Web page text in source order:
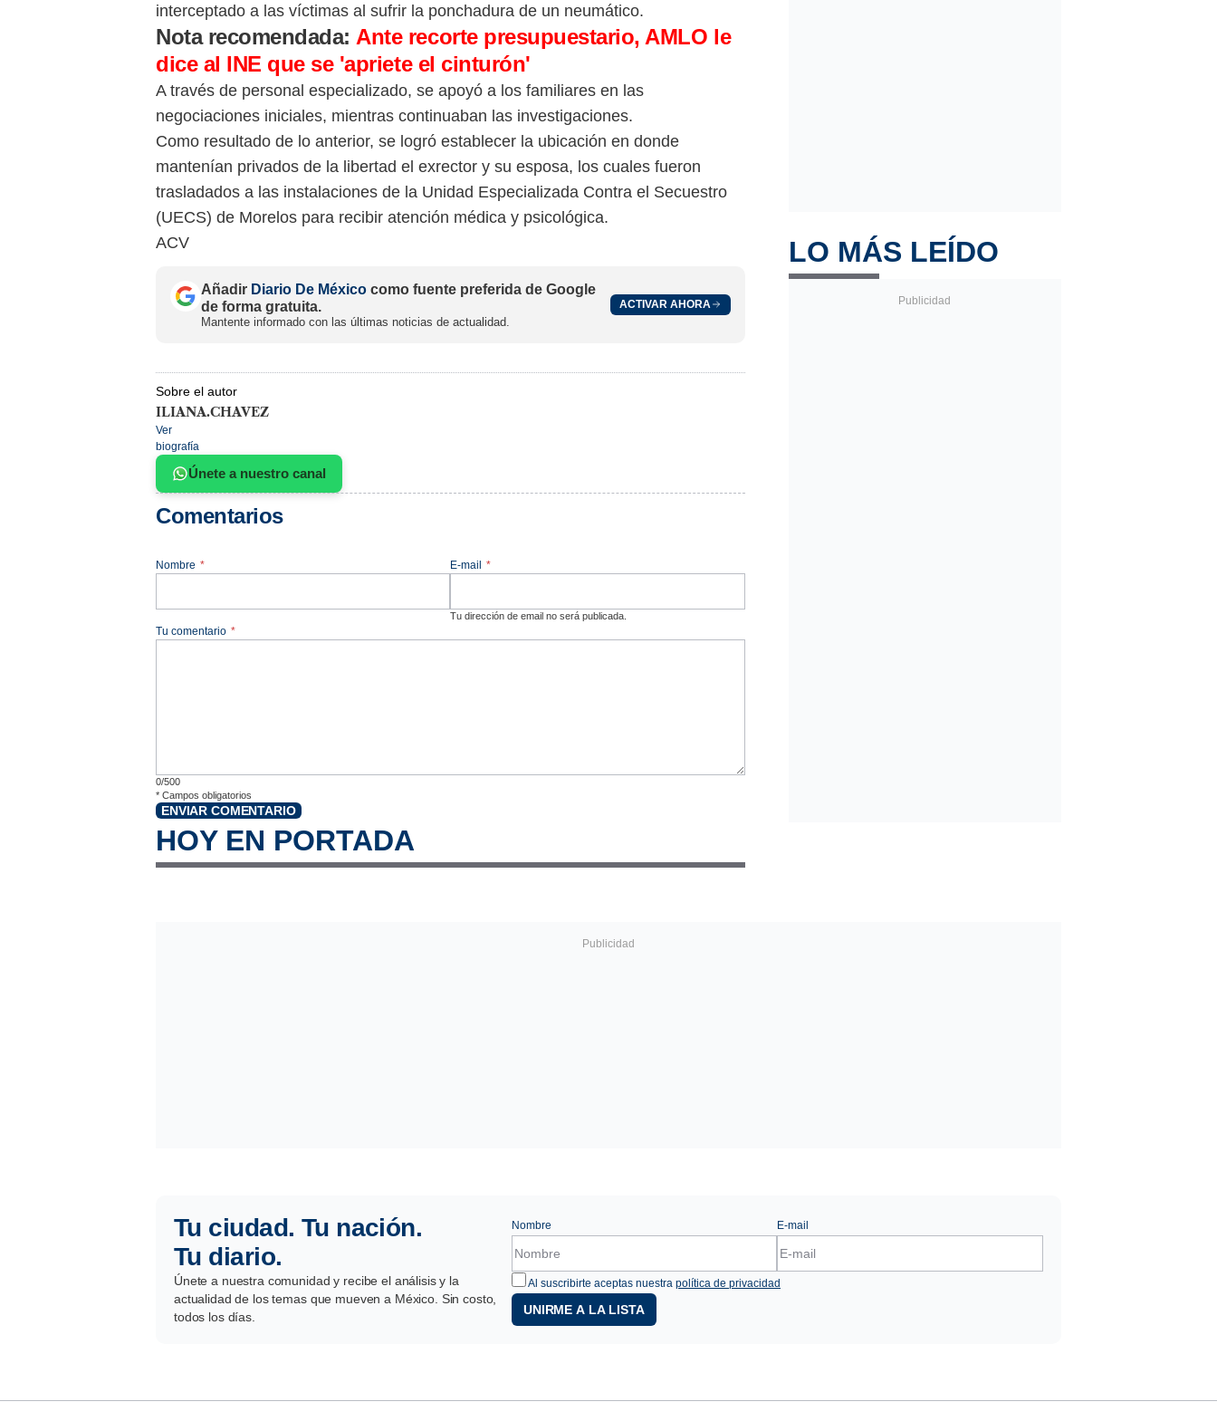
interceptado a las víctimas al sufrir la ponchadura de un neumático.
Nota recomendada: Ante recorte presupuestario, AMLO le
dice al INE que se 'apriete el cinturón'
A través de personal especializado, se apoyó a los familiares en las
negociaciones iniciales, mientras continuaban las investigaciones.
Como resultado de lo anterior, se logró establecer la ubicación en donde
mantenían privados de la libertad el exrector y su esposa, los cuales fueron
trasladados a las instalaciones de la Unidad Especializada Contra el Secuestro
(UECS) de Morelos para recibir atención médica y psicológica.
ACV
Añadir Diario De México como fuente preferida de Google
de forma gratuita.
Mantente informado con las últimas noticias de actualidad.
ACTIVAR AHORA
Sobre el autor
ILIANA.CHAVEZ
Ver
biografía
Únete a nuestro canal
Comentarios
Nombre * E-mail *
Tu dirección de email no será publicada.
Tu comentario *
0/500
* Campos obligatorios
ENVIAR COMENTARIO
HOY EN PORTADA
LO MÁS LEÍDO
Tu ciudad. Tu nación.
Tu diario.
Únete a nuestra comunidad y recibe el análisis y la
actualidad de los temas que mueven a México. Sin costo,
todos los días.
Nombre E-mail
Al suscribirte aceptas nuestra política de privacidad
UNIRME A LA LISTA